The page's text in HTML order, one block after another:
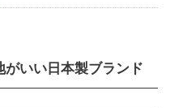
いい日本製ブランド